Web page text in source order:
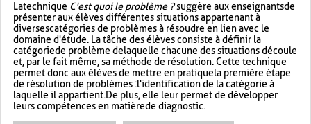
La technique C'est quoi le problème ?suggère aux enseignants de
présenter aux élèves différentes situations appartenant à
diverses catégories de problèmes à résoudre en lien avec le
domaine d'étude. La tâche des élèves consiste à définir la
catégorie de problème de laquelle chacune des situations découle
et, par le fait même, sa méthode de résolution. Cette technique
permet donc aux élèves de mettre en pratique la première étape
de résolution de problèmes : l'identification de la catégorie à
laquelle il appartient. De plus, elle leur permet de développer
leurs compétences en matière de diagnostic.